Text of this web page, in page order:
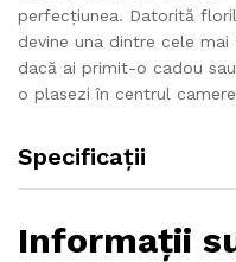
perfecțiunea. Datorită
devine una dintre cele
dacă ai primit-o cadou
o plasezi în centrul
Specificații
Informații